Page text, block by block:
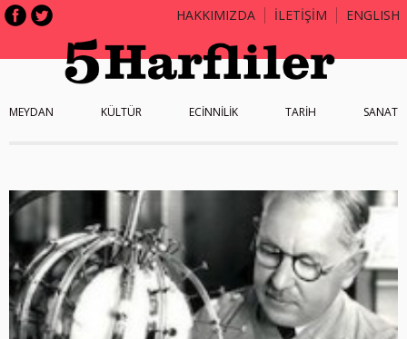
HAKKIMIZDA İLETİŞİM ENGLISH
MEYDAN KÜLTÜR ECİNNİLİK TARİH SANAT